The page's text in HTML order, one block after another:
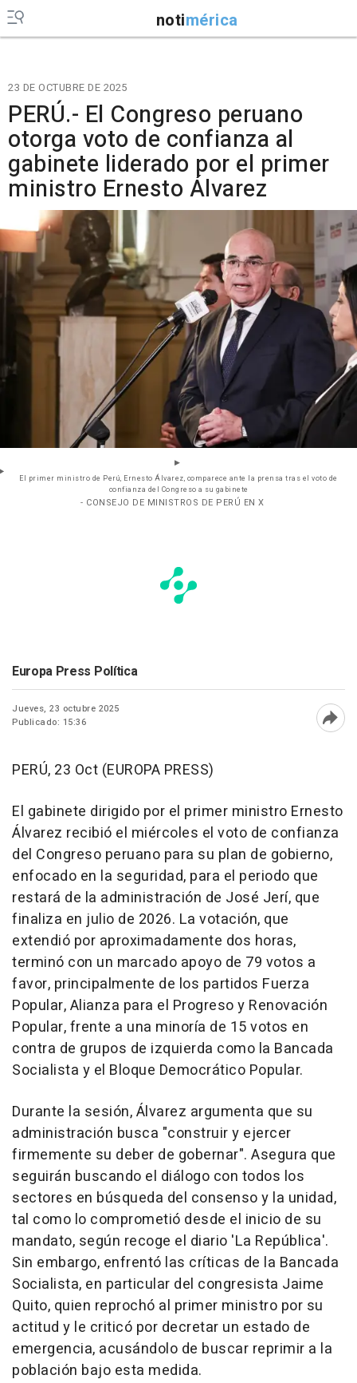
notimérica
23 DE OCTUBRE DE 2025
PERÚ.- El Congreso peruano
otorga voto de confianza al
gabinete liderado por el primer
ministro Ernesto Álvarez
El primer ministro de Perú, Ernesto Álvarez, comparece ante la prensa tras el voto de
confianza del Congreso a su gabinete
- CONSEJO DE MINISTROS DE PERÚ EN X
Europa Press Política
Jueves, 23 octubre 2025
Publicado: 15:36
PERÚ, 23 Oct (EUROPA PRESS)
El gabinete dirigido por el primer ministro Ernesto
Álvarez recibió el miércoles el voto de confianza
del Congreso peruano para su plan de gobierno,
enfocado en la seguridad, para el periodo que
restará de la administración de José Jerí, que
finaliza en julio de 2026. La votación, que
extendió por aproximadamente dos horas,
terminó con un marcado apoyo de 79 votos a
favor, principalmente de los partidos Fuerza
Popular, Alianza para el Progreso y Renovación
Popular, frente a una minoría de 15 votos en
contra de grupos de izquierda como la Bancada
Socialista y el Bloque Democrático Popular.
Durante la sesión, Álvarez argumenta que su
administración busca "construir y ejercer
firmemente su deber de gobernar". Asegura que
seguirán buscando el diálogo con todos los
sectores en búsqueda del consenso y la unidad,
tal como lo comprometió desde el inicio de su
mandato, según recoge el diario 'La República'.
Sin embargo, enfrentó las críticas de la Bancada
Socialista, en particular del congresista Jaime
Quito, quien reprochó al primer ministro por su
actitud y le criticó por decretar un estado de
emergencia, acusándolo de buscar reprimir a la
población bajo esta medida.